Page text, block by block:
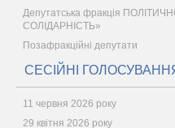
Депутатська фракція
СОЛІДАРНІСТЬ»
Позафракційні депутати
СЕСІЙНІ
11 червня 2026 року
29 квітня 2026 року